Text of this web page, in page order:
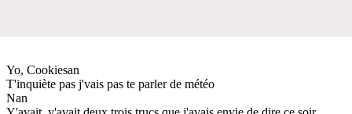
Yo, Cookiesan
T'inquiète pas j'vais pas te parler de météo
Nan